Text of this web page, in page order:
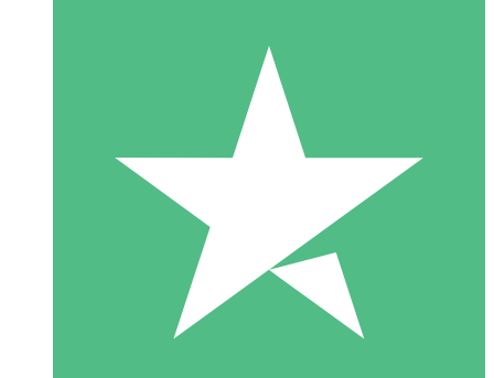
10 Descargas
20 00